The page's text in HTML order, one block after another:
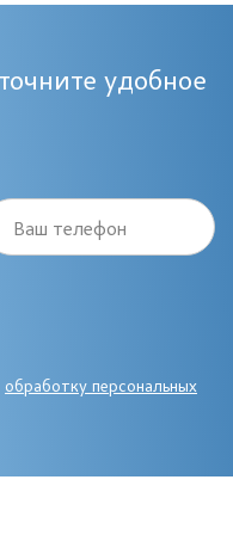
удобное
Ваш телефон
обработку персональных